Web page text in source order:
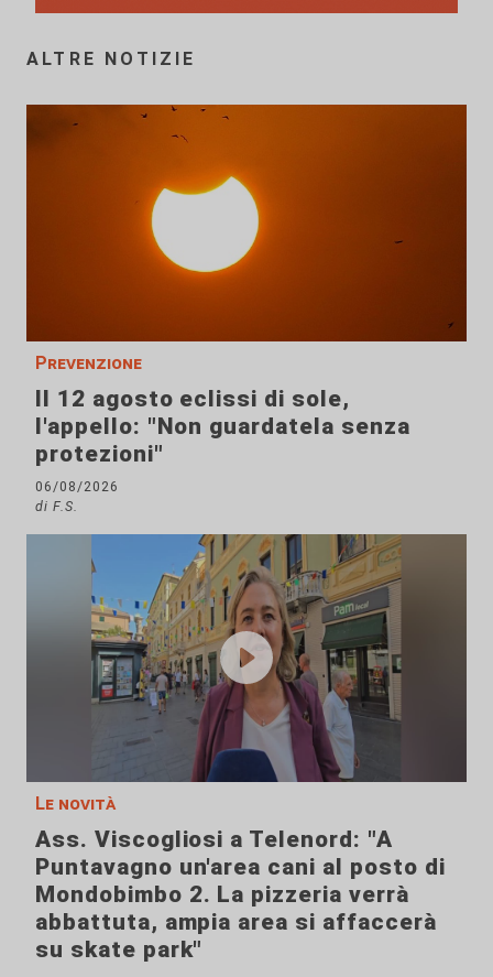
ALTRE NOTIZIE
Prevenzione
Il 12 agosto eclissi di sole,
l'appello: "Non guardatela senza
protezioni"
06/08/2026
di F.S.
Le novità
Ass. Viscogliosi a Telenord: "A
Puntavagno un'area cani al posto di
Mondobimbo 2. La pizzeria verrà
abbattuta, ampia area si affaccerà
su skate park"